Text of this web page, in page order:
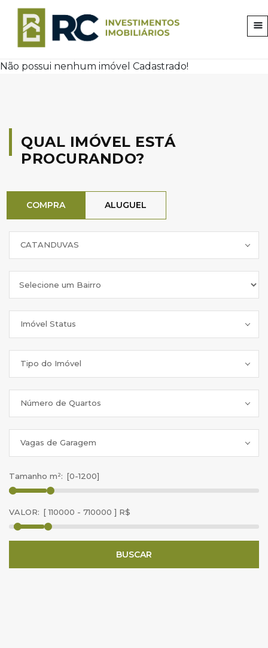
Não possui nenhum imóvel Cadastrado!
QUAL IMÓVEL ESTÁ
PROCURANDO?
COMPRA ALUGUEL
CATANDUVAS
Imóvel Status
Tipo do Imóvel
Número de Quartos
Vagas de Garagem
Tamanho m²:
VALOR:
BUSCAR